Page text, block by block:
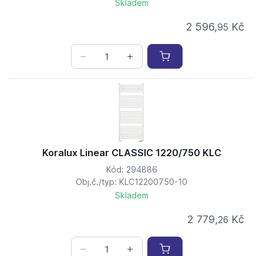
Skladem
2 596,95 Kč
Koralux Linear CLASSIC 1220/750 KLC
Kód: 294886
Obj.č./typ: KLC12200750-10
Skladem
2 779,26 Kč